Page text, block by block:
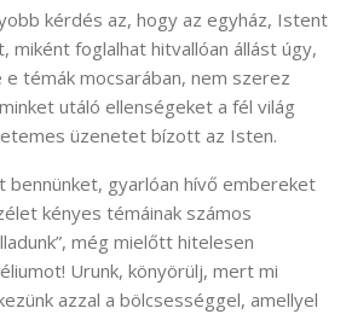
kérdés az, hogy az egyház, Istent
miként foglalhat hitvallóan állást úgy,
témák mocsarában, nem szerez
utáló ellenségeket a fél világ
üzenetet bízott az Isten.
bennünket, gyarlóan hívő embereket
kényes témáinak számos
még mielőtt hitelesen
Urunk, könyörülj, mert mi
azzal a bölcsességgel, amellyel